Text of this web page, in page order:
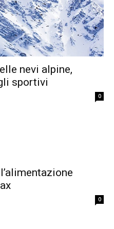
nevi alpine,
sportivi
0
0